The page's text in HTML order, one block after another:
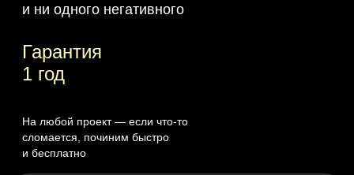
и ни одного негативного
Гарантия
1 год
На любой проект — если что‑то
сломается, починим быстро
и бесплатно